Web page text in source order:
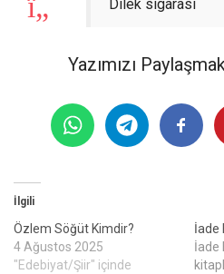
Dilek sigarası
Yazımızı
İlgili
Özlem Söğüt Kimdir?
4 Ağustos 2025
"Edebiyat/Şiir" içinde
İade
İade